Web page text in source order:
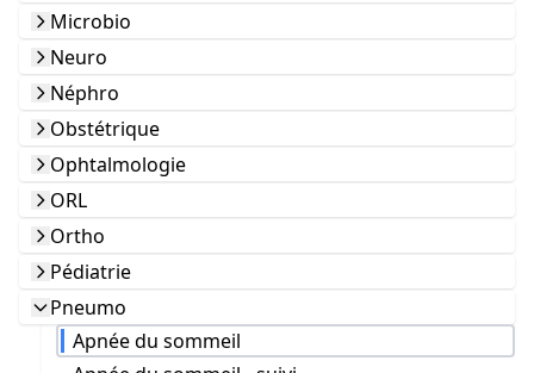
Microbio
Neuro
Néphro
Obstétrique
Ophtalmologie
ORL
Ortho
Pédiatrie
Pneumo
Apnée du sommeil